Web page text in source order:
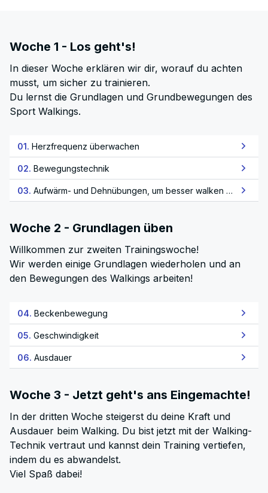
Woche 1 - Los geht's!
In dieser Woche erklären wir dir, worauf du achten
musst, um sicher zu trainieren.
Du lernst die Grundlagen und Grundbewegungen des
Sport Walkings.
01. Herzfrequenz überwachen
02. Bewegungstechnik
03. Aufwärm- und Dehnübungen, um besser walken zu können!
Woche 2 - Grundlagen üben
Willkommen zur zweiten Trainingswoche!
Wir werden einige Grundlagen wiederholen und an
den Bewegungen des Walkings arbeiten!
04. Beckenbewegung
05. Geschwindigkeit
06. Ausdauer
Woche 3 - Jetzt geht's ans Eingemachte!
In der dritten Woche steigerst du deine Kraft und
Ausdauer beim Walking. Du bist jetzt mit der Walking-
Technik vertraut und kannst dein Training vertiefen,
indem du es abwandelst.
Viel Spaß dabei!